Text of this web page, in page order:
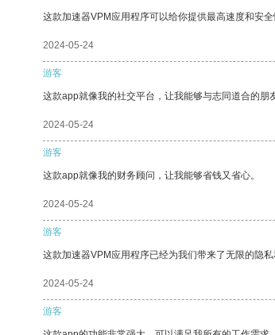
这款加速器VPM应用程序可以给你提供最高速度和安
2024-05-24
游客
这款app就像我的社交平台，让我能够与志同道合的朋
2024-05-24
游客
这款app就像我的财务顾问，让我能够省钱又省心。
2024-05-24
游客
这款加速器VPM应用程序已经为我们带来了无限的隐私
2024-05-24
游客